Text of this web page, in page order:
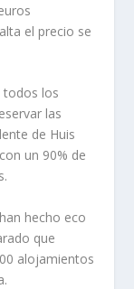
el precio se
todos los
las
de Huis
un 90% de
hecho eco
que
alojamientos